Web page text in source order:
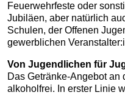
Feuerwehrfeste oder
Jubiläen, aber natürlich
Schulen, der Offenen
gewerblichen
Von Jugendlichen für
Das Getränke-Angebot
alkoholfrei. In erster Linie